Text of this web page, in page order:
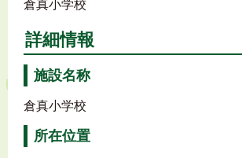
倉真小学校
詳細情報
施設名称
倉真小学校
所在位置